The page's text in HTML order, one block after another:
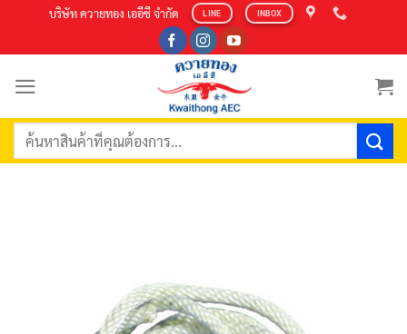
content
บริษัท ควายทอง เออีซี จำกัด LINE INBOX
ค้นหา: